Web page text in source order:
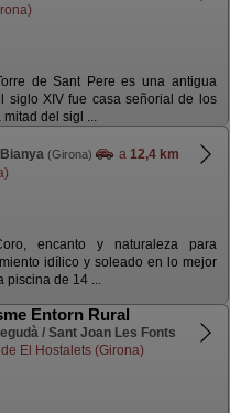
de Sant Pere es una antigua
siglo XIV fue casa señorial de los
del sigl ...
(Girona) a 12,4 km
encanto y naturaleza para
idílico y soleado en lo mejor
piscina de 14 ...
Entorn Rural
/ Sant Joan Les Fonts
de El Hostalets (Girona)